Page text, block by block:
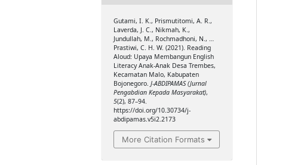
Gutami, I. K., Prismutitomi, A. R.,
Laverda, J. C., Nikmah, K.,
Jundullah, M., Rochmadhoni, N., …
Prastiwi, C. H. W. (2021). Reading
Aloud: Upaya Membangun English
Literacy Anak-Anak Desa Trembes,
Kecamatan Malo, Kabupaten
Bojonegoro. J-ABDIPAMAS (Jurnal
Pengabdian Kepada Masyarakat),
5(2), 87–94.
https://doi.org/10.30734/j-
abdipamas.v5i2.2173
More Citation Formats